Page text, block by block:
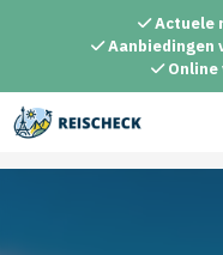
inhoud
Actuele
Aanbiedingen
Online